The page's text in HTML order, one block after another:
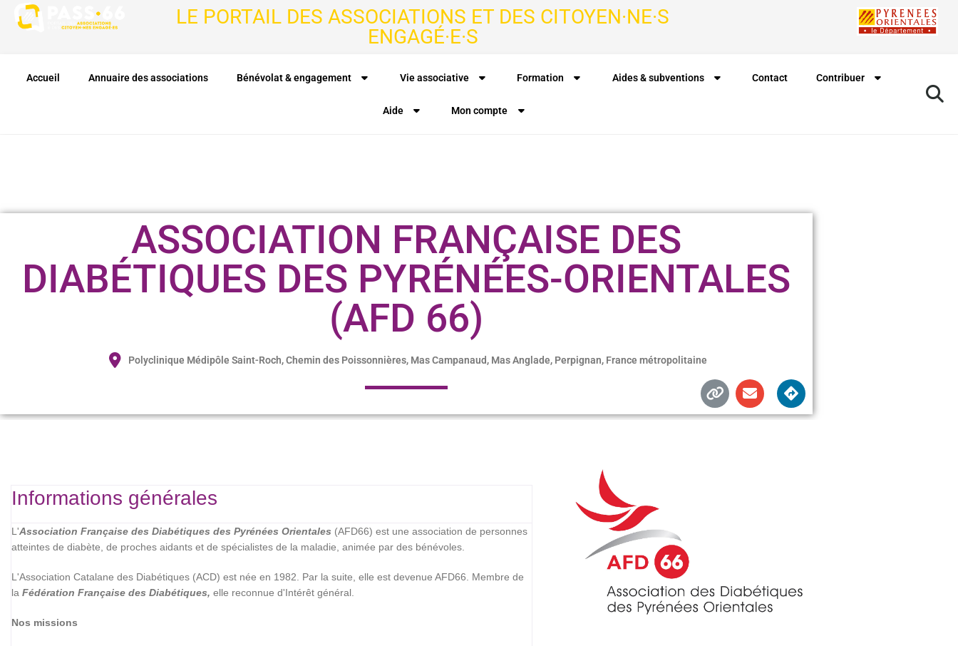
LE PORTAIL DES ASSOCIATIONS ET DES CITOYEN·NE·S
ENGAGÉ·E·S
Accueil Annuaire des associations Bénévolat & engagement Vie associative Formation Aides & subventions Contact Contribuer
Aide Mon compte
ASSOCIATION FRANÇAISE DES
DIABÉTIQUES DES PYRÉNÉES-ORIENTALES
(AFD 66)
Polyclinique Médipôle Saint-Roch, Chemin des Poissonnières, Mas Campanaud, Mas Anglade, Perpignan, France métropolitaine
Informations générales
L'Association Française des Diabétiques des Pyrénées Orientales (AFD66) est une association de personnes
atteintes de diabète, de proches aidants et de spécialistes de la maladie, animée par des bénévoles.
L'Association Catalane des Diabétiques (ACD) est née en 1982. Par la suite, elle est devenue AFD66. Membre de
la Fédération Française des Diabétiques, elle reconnue d'Intérêt général.
Nos missions